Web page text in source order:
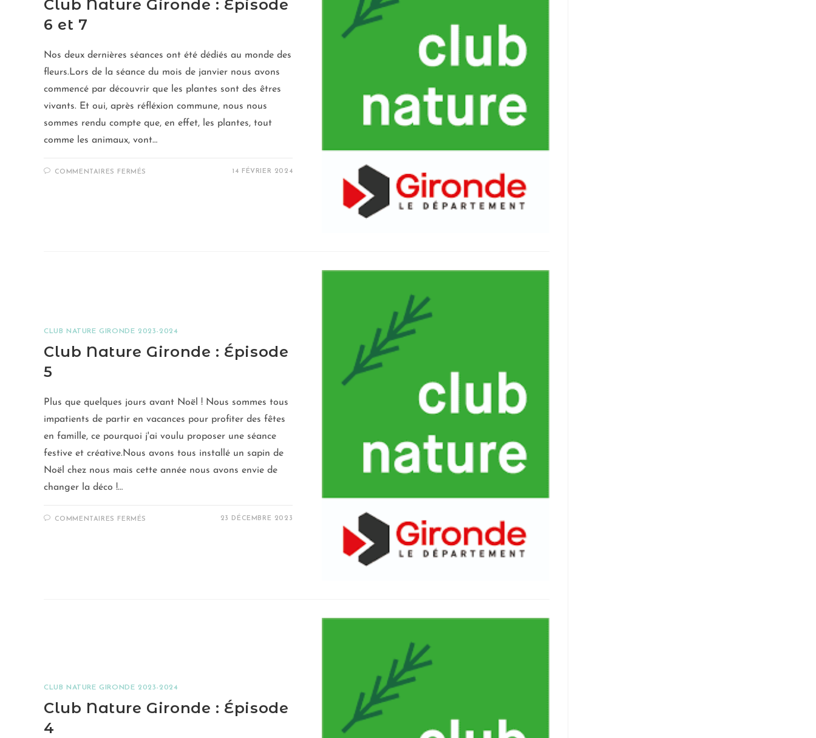
Club Nature Gironde : Épisode
6 et 7
Nos deux dernières séances ont été dédiés au monde des
fleurs.Lors de la séance du mois de janvier nous avons
commencé par découvrir que les plantes sont des êtres
vivants. Et oui, après réfléxion commune, nous nous
sommes rendu compte que, en effet, les plantes, tout
comme les animaux, vont…
COMMENTAIRES FERMÉS 14 FÉVRIER 2024
CLUB NATURE GIRONDE 2023-2024
Club Nature Gironde : Épisode
5
Plus que quelques jours avant Noël ! Nous sommes tous
impatients de partir en vacances pour profiter des fêtes
en famille, ce pourquoi j'ai voulu proposer une séance
festive et créative.Nous avons tous installé un sapin de
Noël chez nous mais cette année nous avons envie de
changer la déco !…
COMMENTAIRES FERMÉS 23 DÉCEMBRE 2023
CLUB NATURE GIRONDE 2023-2024
Club Nature Gironde : Épisode
4